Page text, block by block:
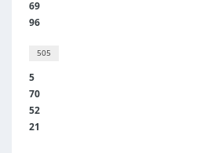
69
96
505
5
70
52
21